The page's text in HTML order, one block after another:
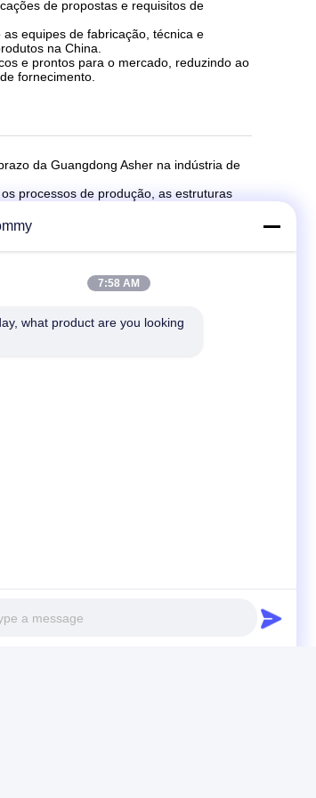
de propostas e requisitos de
equipes de fabricação, técnica e
na China.
e prontos para o mercado, reduzindo ao
fornecimento.
da Guangdong Asher na indústria de
processos de produção, as estruturas
de instalação e a adequação da
e produção, mas também no feedback
de qualidade, engenharia, vendas e
para diferentes esportes, climas,
analisa a estrutura do produto, as
do projeto. Amostras ou produção
e avaliação de desempenho.
procedimentos de controlo de
é manter uma qualidade consistente e
dos mercados internacionais. Esses
ajudando o Grupo a desenvolver
é fornecer soluções práticas de
7:58 AM
what product are you looking